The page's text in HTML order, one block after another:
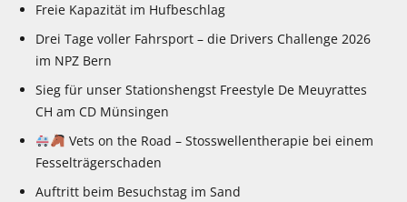
Freie Kapazität im Hufbeschlag
Drei Tage voller Fahrsport – die Drivers Challenge 2026
im NPZ Bern
Sieg für unser Stationshengst Freestyle De Meuyrattes
CH am CD Münsingen
Vets on the Road – Stosswellentherapie bei einem
Fesselträgerschaden
Auftritt beim Besuchstag im Sand